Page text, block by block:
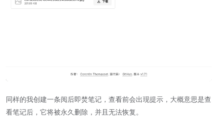
同样的我创建一条阅后即焚笔记，查看前会出现提示，大概意思是查
看笔记后，它将被永久删除，并且无法恢复。